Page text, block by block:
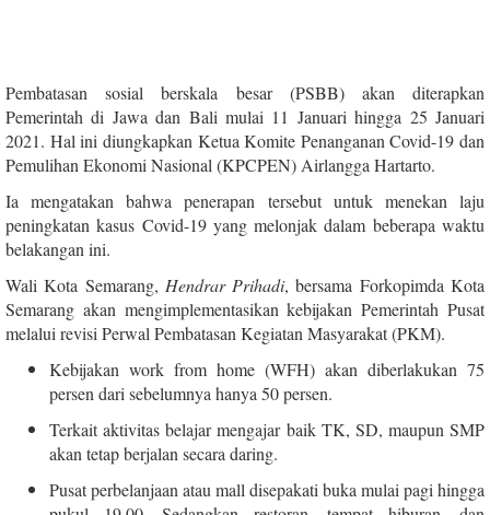
Pembatasan sosial berskala besar (PSBB) akan diterapkan
Pemerintah di Jawa dan Bali mulai 11 Januari hingga 25 Januari
2021. Hal ini diungkapkan Ketua Komite Penanganan Covid-19 dan
Pemulihan Ekonomi Nasional (KPCPEN) Airlangga Hartarto.
Ia mengatakan bahwa penerapan tersebut untuk menekan laju
peningkatan kasus Covid-19 yang melonjak dalam beberapa waktu
belakangan ini.
Wali Kota Semarang, Hendrar Prihadi, bersama Forkopimda Kota
Semarang akan mengimplementasikan kebijakan Pemerintah Pusat
melalui revisi Perwal Pembatasan Kegiatan Masyarakat (PKM).
Kebijakan work from home (WFH) akan diberlakukan 75
persen dari sebelumnya hanya 50 persen.
Terkait aktivitas belajar mengajar baik TK, SD, maupun SMP
akan tetap berjalan secara daring.
Pusat perbelanjaan atau mall disepakati buka mulai pagi hingga